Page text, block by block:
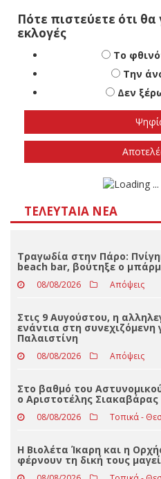
Πότε πιστεύετε ότι θα
εκλογές
Το
Την
Δεν
ΤΕΛΕΥΤΑΊΑ ΝΈΑ
Τραγωδία στην Πάρο:
beach bar, βούτηξε ο
08/08/2026
ενάντια στη συνεχιζόμενη
Παλαιστίνη
08/08/2026 Απόψεις
Στο βαθμό του
ο Αριστοτέλης Σιακαβάρας